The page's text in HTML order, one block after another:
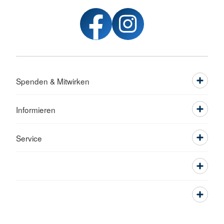
Spenden & Mitwirken
Informieren
Service